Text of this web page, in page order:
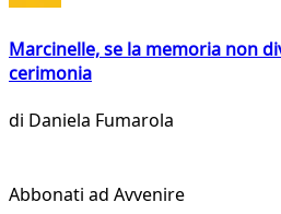
Marcinelle, se la memoria non
cerimonia
di Daniela Fumarola
Abbonati ad Avvenire